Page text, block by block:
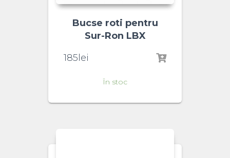
Bucse roti pentru
Sur-Ron LBX
185 lei
În stoc